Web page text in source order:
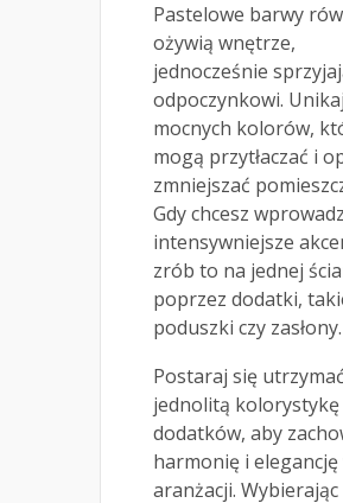
Pastelowe barwy
ożywią wnętrze,
jednocześnie
odpoczynkowi. Unikaj
mocnych kolorów,
mogą przytłaczać i
zmniejszać
Gdy chcesz
intensywniejsze
zrób to na jednej
poprzez dodatki,
poduszki czy zasłony.
Postaraj się utrzymać
jednolitą kolorystykę
dodatków, aby
harmonię i elegancję
aranżacji.